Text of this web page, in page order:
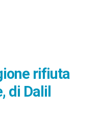
rifiuta
di Dalil